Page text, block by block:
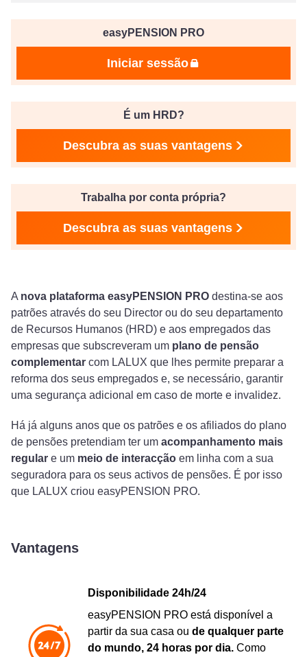
easyPENSION PRO
Iniciar sessão
É um HRD?
Descubra as suas vantagens
Trabalha por conta própria?
Descubra as suas vantagens
A nova plataforma easyPENSION PRO destina-se aos
patrões através do seu Director ou do seu departamento
de Recursos Humanos (HRD) e aos empregados das
empresas que subscreveram um plano de pensão
complementar com LALUX que lhes permite preparar a
reforma dos seus empregados e, se necessário, garantir
uma segurança adicional em caso de morte e invalidez.
Há já alguns anos que os patrões e os afiliados do plano
de pensões pretendiam ter um acompanhamento mais
regular e um meio de interacção em linha com a sua
seguradora para os seus activos de pensões. É por isso
que LALUX criou easyPENSION PRO.
Vantagens
Disponibilidade 24h/24
easyPENSION PRO está disponível a
partir da sua casa ou de qualquer parte
do mundo, 24 horas por dia. Como